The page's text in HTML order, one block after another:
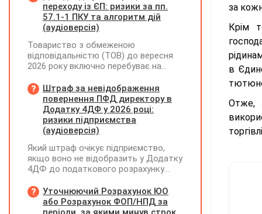
за
Крім
в
Отже,
підтвердження таких операцій
первинними документами, належать
до компетенції Мінфіну
переходу із ЄП: ризики за пп.
57.1-1 ПКУ та алгоритм дій
(аудіоверсія)
Товариство з обмеженою
відповідальністю (ТОВ) до вересня
2026 року включно перебуває на
(єдиний податок, 3 група, ставка 5%,
неплатник ПДВ). З 1 жовтня 2026
року підприємство переходить на
загальну систему оподаткування
(стає платником податку на
діяльності у періоді 2024–2025 років
(під час перебування на спрощеній
системі) підприємство отримало
нерозподіленого прибутку в балансі
становить 18 млн грн. Наприкінці
Штраф за невідображення
повернення ПФД директору в
Додатку 4ДФ у 2026 році:
ризики підприємства
(аудіоверсія)
Який штраф очікує підприємство,
якщо воно не відобразить у Додатку
4ДФ до податкового розрахунку
допомоги (ПФД) директору?
Уточнюючий Розрахунок ЮО
або Розрахунок ФОП/НПД за